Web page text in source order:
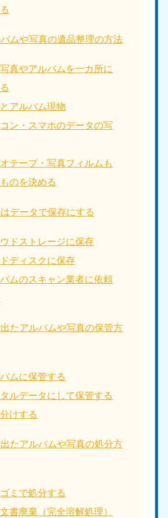
ムや写真の遺品整理の方法
真やアルバムを一カ所に
アルバム現物
ン・スマホのデータの写
テープ・写真フィルムも
のを決める
データで保存にする
ドストレージに保存
ディスクに保存
ムのスキャン業者に依頼
たアルバムや写真の保管方
ムに保管する
ルデータにして保管する
けする
たアルバムや写真の処分方
ミで処分する
書廃棄（完全溶解処理）